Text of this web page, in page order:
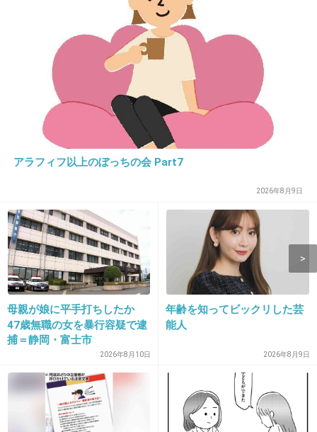
いやーわたしの目が悪いのかな
3件の返信
2020/02/11(火) 08:37:58
お父さんみたいに飛ぼうとしないでね
14. 匿名2020/02/11(火) 08:38:23
ちょっとダウンっぽい顔つき。鈴木あみのデビュー前みたいな。
2件の返信
2020/02/11(火) 08:38:25
アラフィフ以上のぼっちの会 Part7
2026年8月9日
母親が娘に平手打ちしたか
47歳無職の女を暴行容疑で逮
捕＝静岡・富士市
2026年8月10日
年齢を知ってビックリした芸
能人
2026年8月9日